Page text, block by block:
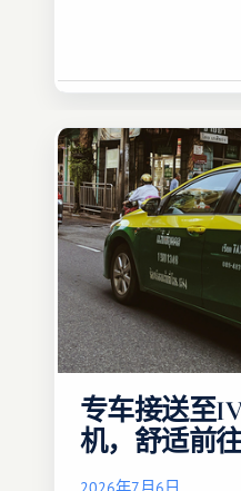
专车接送至
机，舒适前